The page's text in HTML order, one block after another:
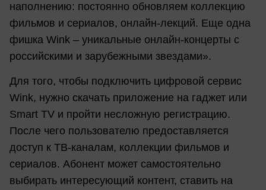
наполнению: постоянно обновляем коллекцию
фильмов и сериалов, онлайн-лекций. Еще одна
фишка Wink – уникальные онлайн-концерты с
российскими и зарубежными звездами».
Для того, чтобы подключить цифровой сервис
Wink, нужно скачать приложение на гаджет или
Smart TV и пройти несложную регистрацию.
После чего пользователю предоставляется
доступ к ТВ-каналам, коллекции фильмов и
сериалов. Абонент может самостоятельно
выбирать интересующий контент, ставить на